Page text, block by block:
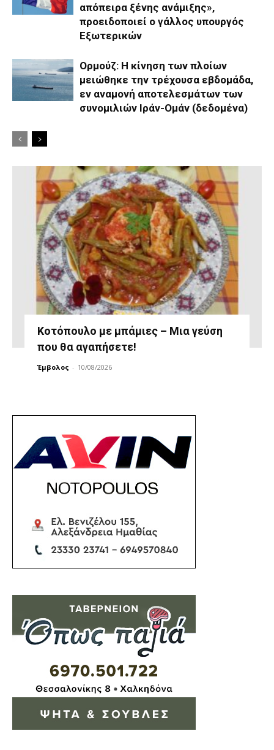
απόπειρα ξένης ανάμιξης»,
προειδοποιεί ο γάλλος υπουργός
Εξωτερικών
Ορμούζ: Η κίνηση των πλοίων
μειώθηκε την τρέχουσα εβδομάδα,
εν αναμονή αποτελεσμάτων των
συνομιλιών Ιράν-Ομάν (δεδομένα)
Κοτόπουλο με μπάμιες – Μια γεύση
που θα αγαπήσετε!
Έμβολος - 10/08/2026